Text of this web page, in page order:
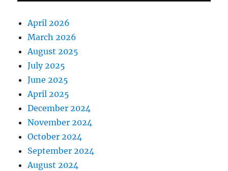
April 2026
March 2026
August 2025
July 2025
June 2025
April 2025
December 2024
November 2024
October 2024
September 2024
August 2024